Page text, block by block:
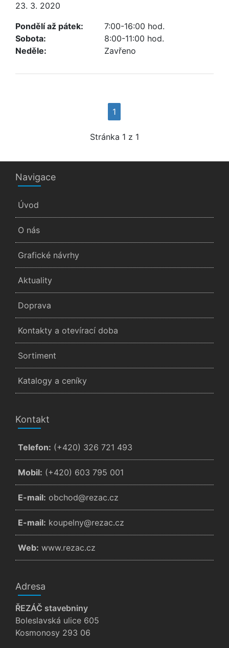
23. 3. 2020
Pondělí až pátek:
7:00-16:00 hod.
Sobota:
8:00-11:00 hod.
Neděle:
Zavřeno
1
Stránka 1 z 1
Navigace
Úvod
O nás
Grafické návrhy
Aktuality
Doprava
Kontakty a otevírací doba
Sortiment
Katalogy a ceníky
Kontakt
Telefon: (+420) 326 721 493
Mobil: (+420) 603 795 001
E-mail: zc.cazer@dohcbo
E-mail: zc.cazer@ynlepuok
Web: www.rezac.cz
Adresa
ŘEZÁČ stavebniny
Boleslavská ulice 605
Kosmonosy 293 06